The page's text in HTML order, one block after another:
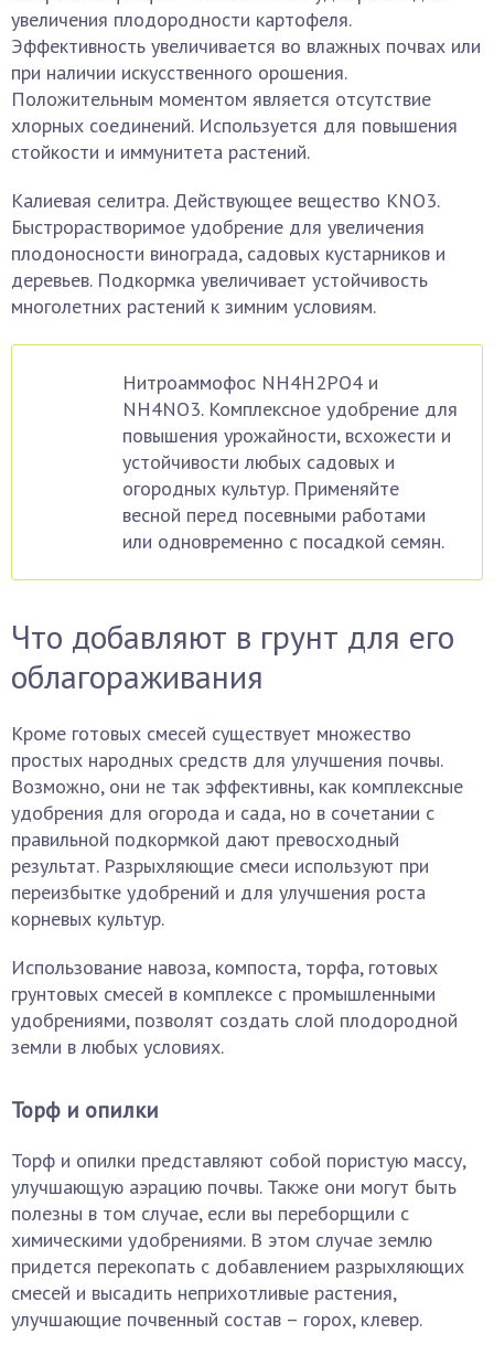
увеличения плодородности картофеля.
Эффективность увеличивается во влажных почвах или
при наличии искусственного орошения.
Положительным моментом является отсутствие
хлорных соединений. Используется для повышения
стойкости и иммунитета растений.
Калиевая селитра. Действующее вещество KNO3.
Быстрорастворимое удобрение для увеличения
плодоносности винограда, садовых кустарников и
деревьев. Подкормка увеличивает устойчивость
многолетних растений к зимним условиям.
Нитроаммофос NH4H2PO4 и
NH4NO3. Комплексное удобрение для
повышения урожайности, всхожести и
устойчивости любых садовых и
огородных культур. Применяйте
весной перед посевными работами
или одновременно с посадкой семян.
Что добавляют в грунт для его
облагораживания
Кроме готовых смесей существует множество
простых народных средств для улучшения почвы.
Возможно, они не так эффективны, как комплексные
удобрения для огорода и сада, но в сочетании с
правильной подкормкой дают превосходный
результат. Разрыхляющие смеси используют при
переизбытке удобрений и для улучшения роста
корневых культур.
Использование навоза, компоста, торфа, готовых
грунтовых смесей в комплексе с промышленными
удобрениями, позволят создать слой плодородной
земли в любых условиях.
Торф и опилки
Торф и опилки представляют собой пористую массу,
улучшающую аэрацию почвы. Также они могут быть
полезны в том случае, если вы переборщили с
химическими удобрениями. В этом случае землю
придется перекопать с добавлением разрыхляющих
смесей и высадить неприхотливые растения,
улучшающие почвенный состав – горох, клевер.